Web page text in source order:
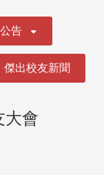
告
傑出校友新聞
大會